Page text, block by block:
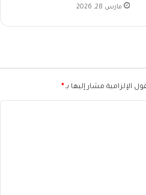
مارس 28, 2026
الإلزامية مشار إليها بـ*